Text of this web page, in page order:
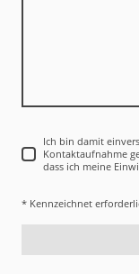
Ich bin damit
Kontaktaufnahme
dass ich meine
* Kennzeichnet